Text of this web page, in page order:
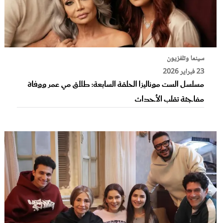
سينما وتلفزيون
23 فبراير 2026
مسلسل الست موناليزا الحلقة السابعة: طلاق مي عمر ووفاة
مفاجئة تقلب الأحداث